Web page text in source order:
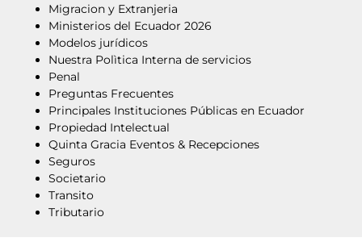
Migracion y Extranjeria
Ministerios del Ecuador 2026
Modelos jurídicos
Nuestra Polìtica Interna de servicios
Penal
Preguntas Frecuentes
Principales Instituciones Públicas en Ecuador
Propiedad Intelectual
Quinta Gracia Eventos & Recepciones
Seguros
Societario
Transito
Tributario